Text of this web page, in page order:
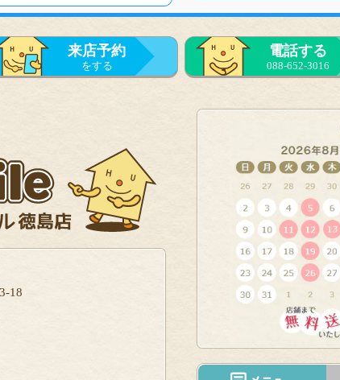
来店予約
をする
電話する
088-652-3016
18